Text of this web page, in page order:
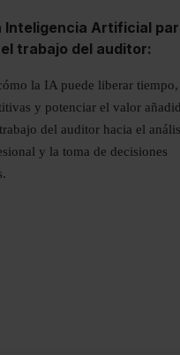
Inteligencia Artificial
trabajo del auditor:
la IA puede liberar
y potenciar el valor
del auditor hacia el
y la toma de decisiones